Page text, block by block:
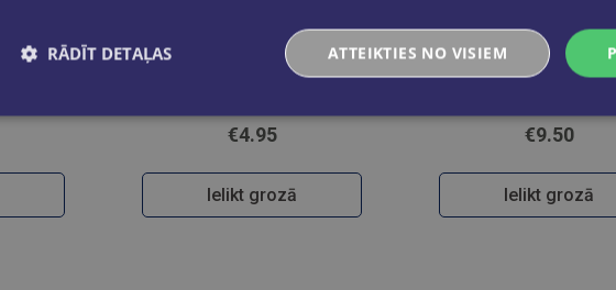
€4.95
Ielikt grozā
€9.50
Ielikt grozā
ATTEIKTIES NO VISIEM
RĀDĪT DETAĻAS